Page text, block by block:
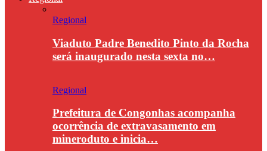
Regional
Viaduto Padre Benedito Pinto da Rocha
será inaugurado nesta sexta no…
Regional
Prefeitura de Congonhas acompanha
ocorrência de extravasamento em
mineroduto e inicia…